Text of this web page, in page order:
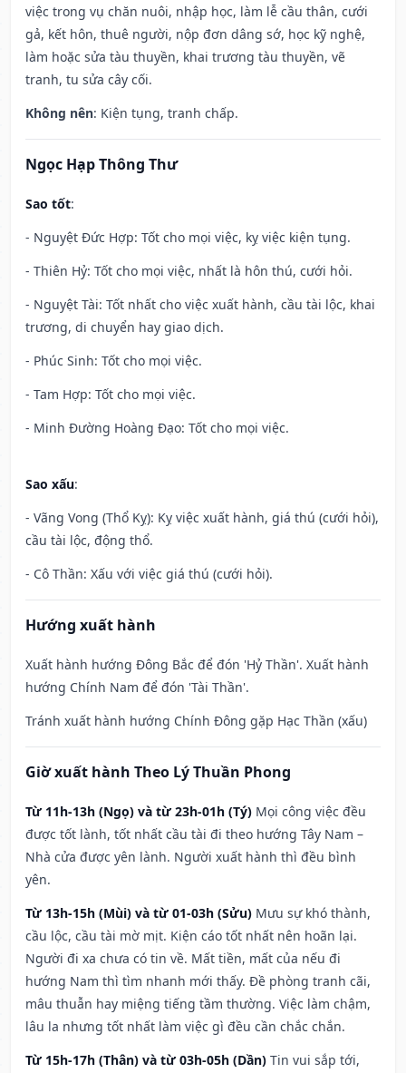
việc trong vụ chăn nuôi, nhập học, làm lễ cầu thân, cưới
gả, kết hôn, thuê người, nộp đơn dâng sớ, học kỹ nghệ,
làm hoặc sửa tàu thuyền, khai trương tàu thuyền, vẽ
tranh, tu sửa cây cối.
Không nên: Kiện tụng, tranh chấp.
Ngọc Hạp Thông Thư
Sao tốt:
- Nguyệt Đức Hợp: Tốt cho mọi việc, kỵ việc kiện tụng.
- Thiên Hỷ: Tốt cho mọi việc, nhất là hôn thú, cưới hỏi.
- Nguyệt Tài: Tốt nhất cho việc xuất hành, cầu tài lộc, khai
trương, di chuyển hay giao dịch.
- Phúc Sinh: Tốt cho mọi việc.
- Tam Hợp: Tốt cho mọi việc.
- Minh Đường Hoàng Đạo: Tốt cho mọi việc.
Sao xấu:
- Vãng Vong (Thổ Kỵ): Kỵ việc xuất hành, giá thú (cưới hỏi),
cầu tài lộc, động thổ.
- Cô Thần: Xấu với việc giá thú (cưới hỏi).
Hướng xuất hành
Xuất hành hướng Đông Bắc để đón 'Hỷ Thần'. Xuất hành
hướng Chính Nam để đón 'Tài Thần'.
Tránh xuất hành hướng Chính Đông gặp Hạc Thần (xấu)
Giờ xuất hành Theo Lý Thuần Phong
Từ 11h-13h (Ngọ) và từ 23h-01h (Tý) Mọi công việc đều
được tốt lành, tốt nhất cầu tài đi theo hướng Tây Nam –
Nhà cửa được yên lành. Người xuất hành thì đều bình
yên.
Từ 13h-15h (Mùi) và từ 01-03h (Sửu) Mưu sự khó thành,
cầu lộc, cầu tài mờ mịt. Kiện cáo tốt nhất nên hoãn lại.
Người đi xa chưa có tin về. Mất tiền, mất của nếu đi
hướng Nam thì tìm nhanh mới thấy. Đề phòng tranh cãi,
mâu thuẫn hay miệng tiếng tầm thường. Việc làm chậm,
lâu la nhưng tốt nhất làm việc gì đều cần chắc chắn.
Từ 15h-17h (Thân) và từ 03h-05h (Dần) Tin vui sắp tới,